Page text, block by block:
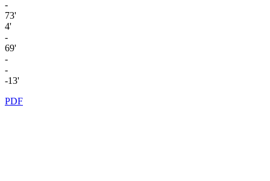
-
73'
4'
-
69'
-
-
-13'
PDF